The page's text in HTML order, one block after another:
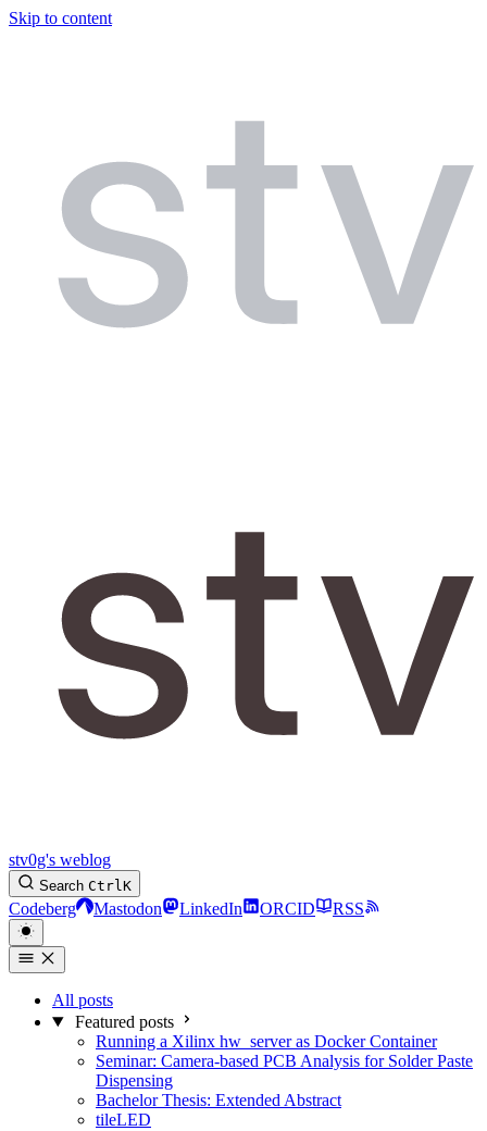
Skip to content
stv0g's weblog
Search CtrlK
Codeberg Mastodon LinkedIn ORCID RSS
All posts
Featured posts
Running a Xilinx hw_server as Docker Container
Seminar: Camera-based PCB Analysis for Solder Paste
Dispensing
Bachelor Thesis: Extended Abstract
tileLED